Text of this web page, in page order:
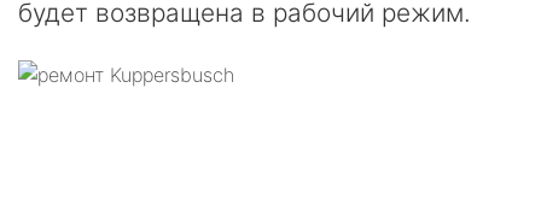
будет возвращена в рабочий режим.